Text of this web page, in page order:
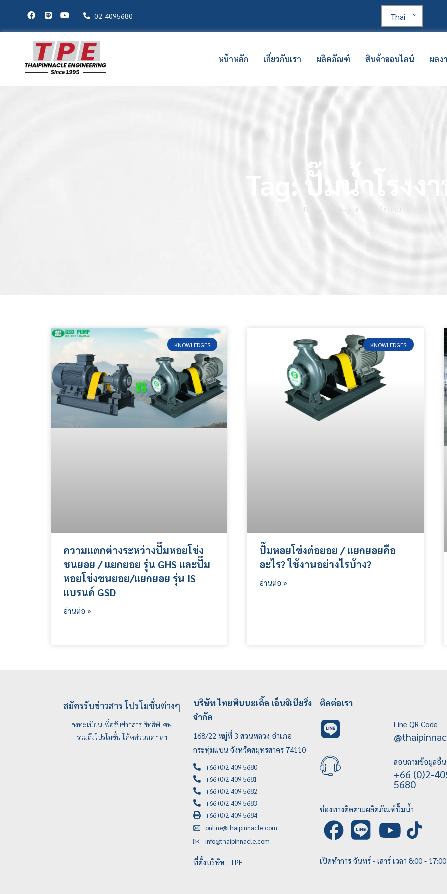
02-4095680 Thai
หน้าหลัก เกี่ยวกับเรา ผลิตภัณฑ์ สินค้าออนไลน์ ผลง
Tag: ปั๊มน้ำโรงง
Home Blog ปั๊มน้ำโรงงาน
KNOWLEDGES
ความแตกต่างระหว่างปั๊มหอยโข่ง
ชนยอย / แยกยอย รุ่น GHS และปั๊ม
หอยโข่งชนยอย/แยกยอย รุ่น IS
แบรนด์ GSD
อ่านต่อ »
KNOWLEDGES
ปั๊มหอยโข่งต่อยอย / แยกยอยคือ
อะไร? ใช้งานอย่างไรบ้าง?
อ่านต่อ »
สมัครรับข่าวสาร โปรโมชั่นต่างๆ
ลงทะเบียนเพื่อรับข่าวสาร สิทธิพิเศษ
รวมถึงโปรโมชั่น โค้ดส่วนลด ฯลฯ
บริษัท ไทยพินนะเคิ้ล เอ็นจิเนียริ่ง
จำกัด
168/22 หมู่ที่ 3 สวนหลวง อำเภอ
กระทุ่มแบน จังหวัดสมุทรสาคร 74110
+66 (0)2-409-5680
+66 (0)2-409-5681
+66 (0)2-409-5682
+66 (0)2-409-5683
+66 (0)2-409-5684
online@thaipinnacle.com
info@thaipinnacle.com
ที่ตั้งบริษัท : TPE
ติดต่อเรา
Line QR Code
สอบถามข้อมูลอื่น
+66 (0)2-
5680
ช่องทางติดตามผลิตภัณฑ์ปั๊มน้ำ
เปิดทำการ จันทร์ - เสาร์ เวลา 8:00 -